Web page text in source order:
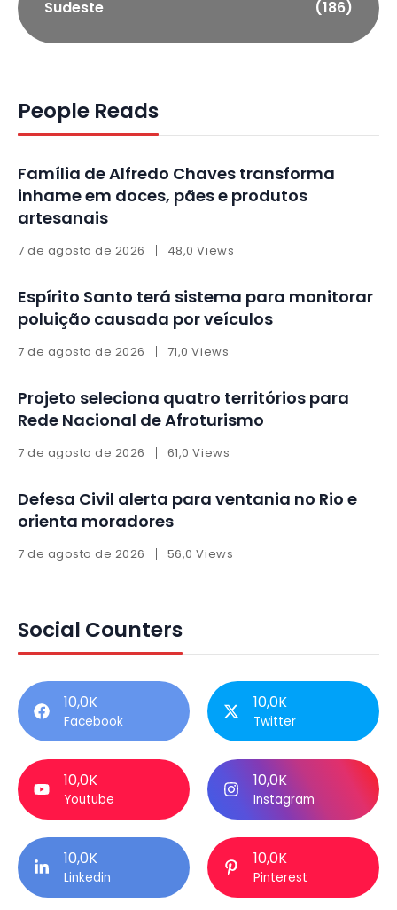
Sudeste (186)
People Reads
Família de Alfredo Chaves transforma
inhame em doces, pães e produtos
artesanais
7 de agosto de 2026 48,0 Views
Espírito Santo terá sistema para monitorar
poluição causada por veículos
7 de agosto de 2026 71,0 Views
Projeto seleciona quatro territórios para
Rede Nacional de Afroturismo
7 de agosto de 2026 61,0 Views
Defesa Civil alerta para ventania no Rio e
orienta moradores
7 de agosto de 2026 56,0 Views
Social Counters
10,0K
Facebook
10,0K
Twitter
10,0K
Youtube
10,0K
Instagram
10,0K
Linkedin
10,0K
Pinterest